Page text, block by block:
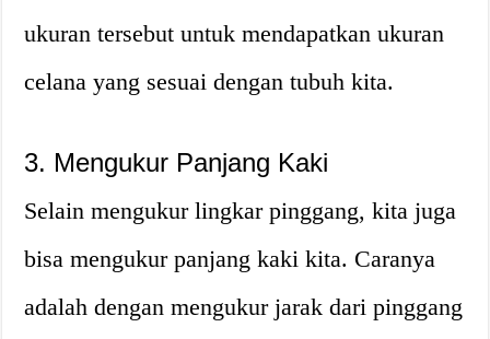
ukuran tersebut untuk mendapatkan ukuran
celana yang sesuai dengan tubuh kita.
3. Mengukur Panjang Kaki
Selain mengukur lingkar pinggang, kita juga
bisa mengukur panjang kaki kita. Caranya
adalah dengan mengukur jarak dari pinggang